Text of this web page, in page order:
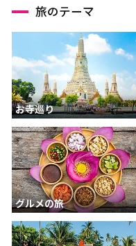
旅のテーマ
お寺巡り
グルメの旅